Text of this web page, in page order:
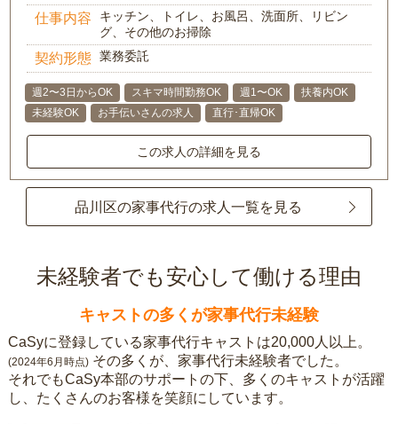
仕事内容
キッチン、トイレ、お風呂、洗面所、リビン
グ、その他のお掃除
契約形態 業務委託
週2〜3日からOK スキマ時間勤務OK 週1〜OK
扶養内OK
未経験OK
お手伝いさんの求人 直行･直帰OK
この求人の詳細を見る
品川区の家事代行の求人一覧を見る
未経験者でも安心して働ける理由
キャストの多くが家事代行未経験
CaSyに登録している家事代行キャストは20,000人以上。
(2024年6月時点) その多くが、家事代行未経験者でした。
それでもCaSy本部のサポートの下、多くのキャストが活躍
し、たくさんのお客様を笑顔にしています。